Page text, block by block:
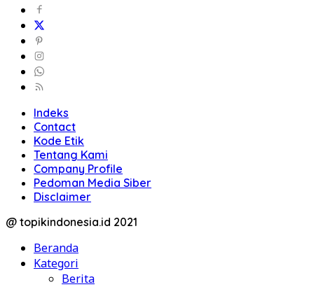
Indeks
Contact
Kode Etik
Tentang Kami
Company Profile
Pedoman Media Siber
Disclaimer
@ topikindonesia.id 2021
Beranda
Kategori
Berita